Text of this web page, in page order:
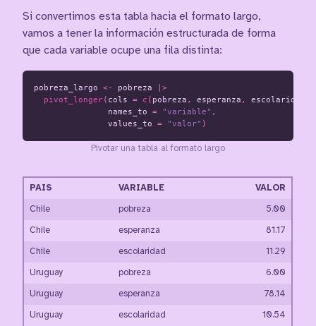
Si convertimos esta tabla hacia el formato largo,
vamos a tener la información estructurada de forma
que cada variable ocupe una fila distinta:
pobreza_largo <- pobreza
|>
pivot_longer( cols = c ( pobreza , esperanza , escolaridad
names_to = "variable" ,
values_to = "valor" )
Pivotar una tabla al formato largo
PAIS VARIABLE VALOR
Chile pobreza 5.00
Chile esperanza 81.17
Chile escolaridad 11.29
Uruguay pobreza 6.00
Uruguay esperanza 78.14
Uruguay escolaridad 10.54